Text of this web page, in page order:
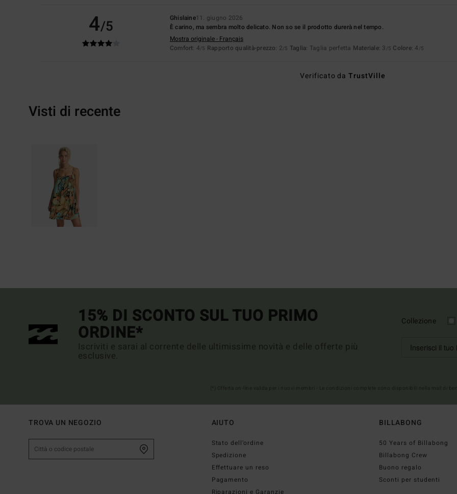
4/5 Ghislaine11. giugno 2026
È carino, ma sembra molto delicato. Non so se il prodotto durerà nel tempo.
Mostra originale - Français
Comfort: 4/5 Rapporto qualità-prezzo: 2/5 Taglia: Taglia perfetta Materiale: 3 /5 Colore: 4 /5
Verificato daTrustVille
Visti di recente
15% DI SCONTO SUL TUO PRIMO
ORDINE*
Iscriviti e sarai al corrente delle ultimissime novità e delle offerte più
esclusive.
Collezione
TROVA UN NEGOZIO AIUTO
Stato dell’ordine
Spedizione
Effettuare un reso
Pagamento
Riparazioni e Garanzie
BILLABONG
50 Years of Billabong
Billabong Crew
Buono regalo
Sconti per studenti